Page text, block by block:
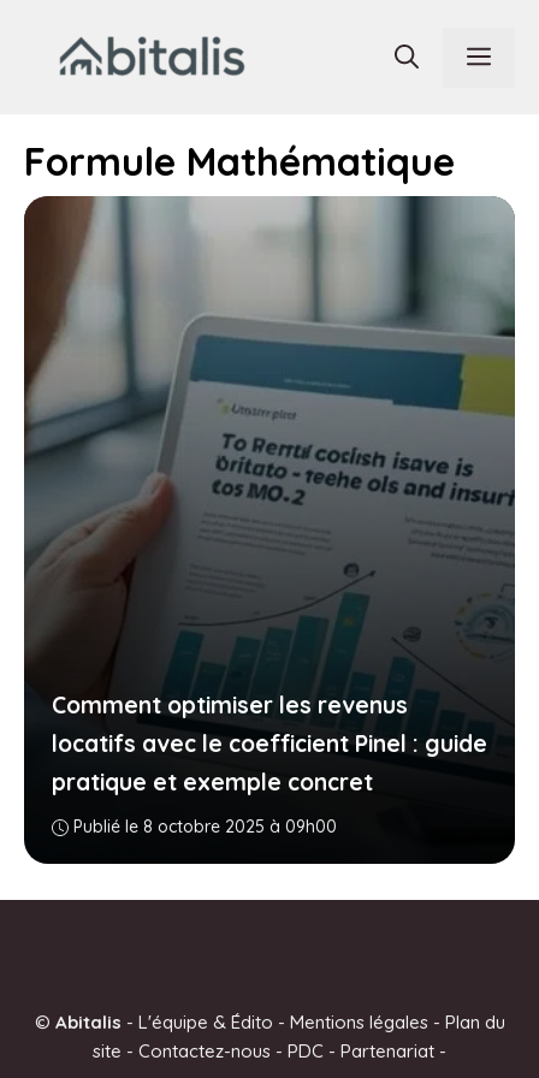
contenu
Formule Mathématique
Comment optimiser les revenus
locatifs avec le coefficient Pinel : guide
pratique et exemple concret
Publié le 8 octobre 2025 à 09h00
© Abitalis - L'équipe & Édito - Mentions légales- Plan du
site - Contactez-nous - PDC - Partenariat -